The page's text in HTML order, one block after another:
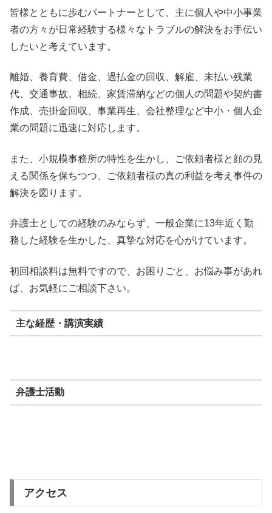
皆様とともに歩むパートナーとして、主に個人や中小事業
者の方々が日常経験する様々なトラブルの解決をお手伝い
したいと考えています。
離婚、養育費、借金、過払金の回収、解雇、未払い残業
代、交通事故、相続、家賃滞納などの個人の問題や契約書
作成、売掛金回収、事業再生、会社整理など中小・個人企
業の問題に迅速に対応します。
また、小規模事務所の特性を生かし、ご依頼者様と顔の見
える関係を保ちつつ、ご依頼者様の真の利益を考え事件の
解決を図ります。
弁護士としての経験のみならず、一般企業に13年近く勤
務した経験を生かした、真摯な対応を心がけています。
初回相談料は無料ですので、お困りごと、お悩み事があれ
ば、お気軽にご相談下さい。
主な経歴・講演実績
弁護士活動
アクセス